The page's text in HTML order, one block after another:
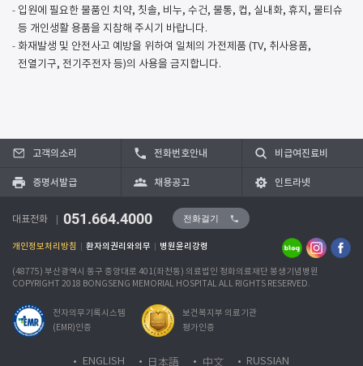
입원에 필요한 물품인 치약, 칫솔, 비누, 수건, 물통, 컵, 실내화, 휴지, 물티슈
등 개인생활 용품을 지참해 주시기 바랍니다.
화재발생 및 안전사고 예방을 위하여 일체의 가전제품 (TV, 취사용품,
전열기구, 전기주전자 등)의 사용을 금지합니다.
고객의소리 전화번호안내 비급여진료비
증명서발급 채용공고 인트라넷
대표전화 051.664.4000 전화걸기
개인정보처리방침 환자의권리와의무 병원윤리강령
(48775) 부산광역시 동구 중앙대로 401(좌천동) 의료법인 정화의료재단 봉생기념병원
COPYRIGHT 2018 BONGSENG MEMORIAL HOSPITAL ALL RIGHTS RESERVED.
전자의무기록시스템
(EMR)인증
보건복지부 의료기관
평가인증
ENGLISH 日本語 中文 RUSSIAN